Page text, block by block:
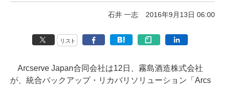
石井 一志 2016年9月13日 06:00
リスト
Arcserve Japan合同会社は12日、霧島酒造株式会社
が、統合バックアップ・リカバリソリューション「Arcs